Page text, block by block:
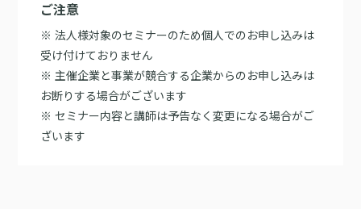
ご注意
※ 法人様対象のセミナーのため個人でのお申し込みは
受け付けておりません
※ 主催企業と事業が競合する企業からのお申し込みは
お断りする場合がございます
※ セミナー内容と講師は予告なく変更になる場合がご
ざいます